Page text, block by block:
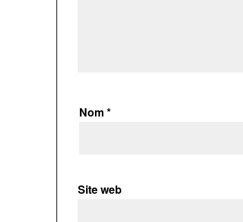
Nom*
Site web